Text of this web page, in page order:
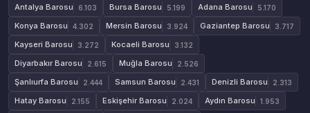
Antalya Barosu 6.103 Bursa Barosu 5.199 Adana Barosu 5.170
Konya Barosu 4.302 Mersin Barosu 3.924 Gaziantep Barosu 3.717
Kayseri Barosu 3.272 Kocaeli Barosu 3.132
Diyarbakır Barosu 2.615 Muğla Barosu 2.526
Şanlıurfa Barosu 2.444 Samsun Barosu 2.431 Denizli Barosu 2.313
Hatay Barosu 2.155 Eskişehir Barosu 2.024 Aydın Barosu 1.953